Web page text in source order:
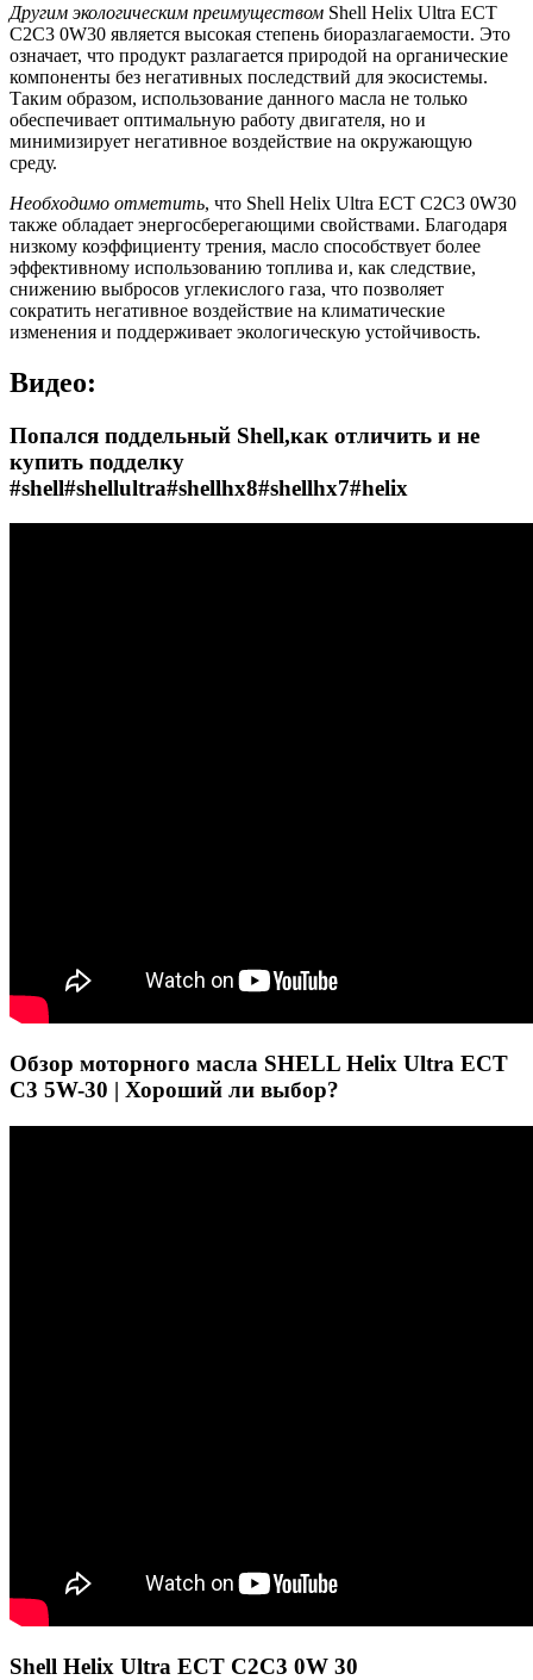
Другим экологическим преимуществом Shell Helix Ultra ECT
C2C3 0W30 является высокая степень биоразлагаемости. Это
означает, что продукт разлагается природой на органические
компоненты без негативных последствий для экосистемы.
Таким образом, использование данного масла не только
обеспечивает оптимальную работу двигателя, но и
минимизирует негативное воздействие на окружающую
среду.
Необходимо отметить, что Shell Helix Ultra ECT C2C3 0W30
также обладает энергосберегающими свойствами. Благодаря
низкому коэффициенту трения, масло способствует более
эффективному использованию топлива и, как следствие,
снижению выбросов углекислого газа, что позволяет
сократить негативное воздействие на климатические
изменения и поддерживает экологическую устойчивость.
Видео:
Попался поддельный Shell,как отличить и не
купить подделку
#shell#shellultra#shellhx8#shellhx7#helix
Обзор моторного масла SHELL Helix Ultra ECT
C3 5W-30 | Хороший ли выбор?
Shell Helix Ultra ECT C2C3 0W 30